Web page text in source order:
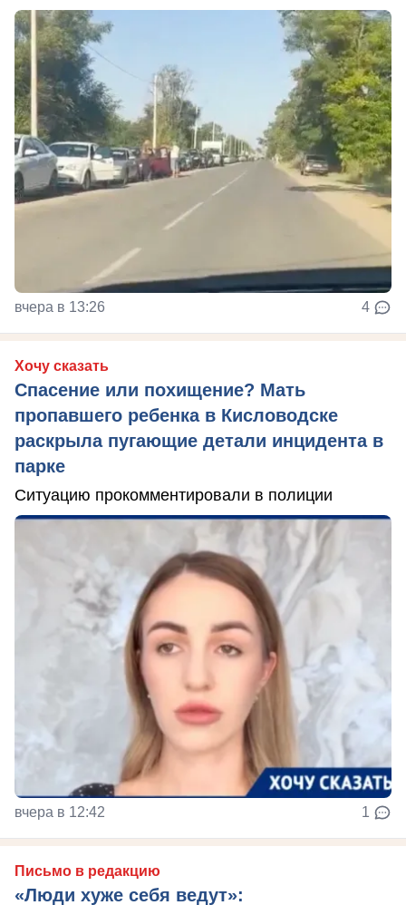
вчера в 13:26 4
Хочу сказать
Спасение или похищение? Мать
пропавшего ребенка в Кисловодске
раскрыла пугающие детали инцидента в
парке
Ситуацию прокомментировали в полиции
вчера в 12:42 1
Письмо в редакцию
«Люди хуже себя ведут»: